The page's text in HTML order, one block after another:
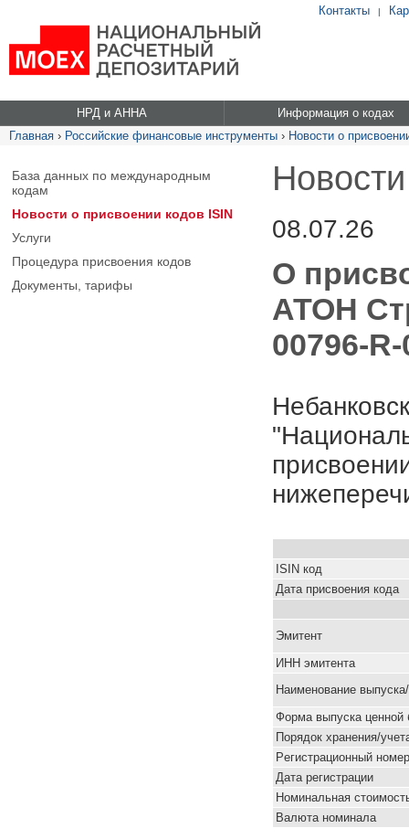
Контакты |
НРД и АННА
Информация о кодах
Главная › Российские финансовые инструменты › Новости о
База данных по международным
кодам
Новости о присвоении кодов ISIN
Услуги
Процедура присвоения кодов
Документы, тарифы
08.07.26
О
АТОН
00796-
ISIN код
Дата присвоения кода
Эмитент
ИНН эмитента
Наименование
Форма выпуска ценной
Порядок хранения/
Pегистрационный номер
Дата регистрации
Номинальная
Валюта номинала